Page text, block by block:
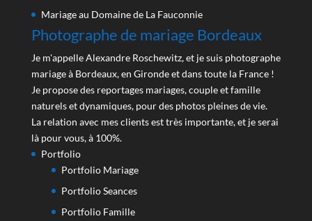
Mariage au Domaine de La Fauconnie
Photographe de mariage Bordeaux
Je m'appelle Alexandre Roschewitz, et je suis photographe
mariage à Bordeaux, en Gironde et dans toute la France !
Je propose des reportages mariages, couple et famille
naturels et dynamiques, pour des photos pleines de vie.
La relation avec mes clients est très importante, et je serai
là pour vous, à 100%.
Portfolio
Portfolio Mariage
Portfolio Seances
Portfolio Famille